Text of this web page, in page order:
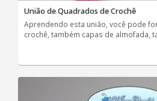
União de Quadrados de Crochê
Aprendendo esta união, você pode
crochê, também capas de almofada,